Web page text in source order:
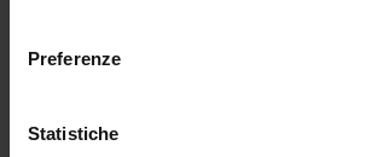
Preferenze
Statistiche